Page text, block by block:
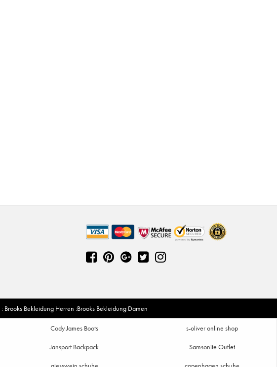
: Brooks Bekleidung Herren :Brooks Bekleidung Damen
Cody James Boots s-oliver online shop
Jansport Backpack Samsonite Outlet